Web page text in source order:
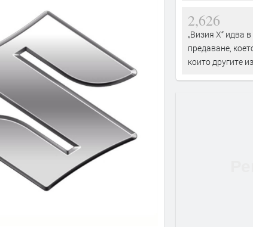
2,626
„Визия Х“ идва
предаване,
които другите